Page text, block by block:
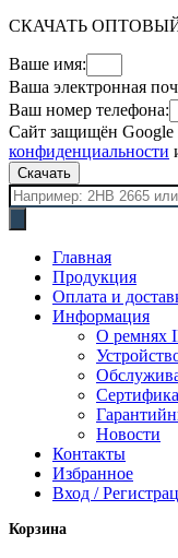
СКАЧАТЬ
Ваше имя:
Ваша электронная
Ваш номер телефона:
Сайт защищён
конфиденциальности
Скачать
Поиск
товаров
Главная
Продукция
Оплата и
Информация
О ремнях
Новости
Контакты
Избранное
Вход /
Корзина